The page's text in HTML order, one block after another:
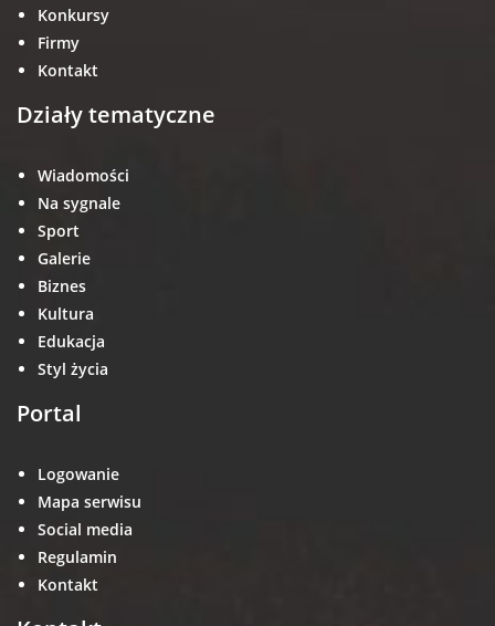
Konkursy
Firmy
Kontakt
Działy tematyczne
Wiadomości
Na sygnale
Sport
Galerie
Biznes
Kultura
Edukacja
Styl życia
Portal
Logowanie
Mapa serwisu
Social media
Regulamin
Kontakt